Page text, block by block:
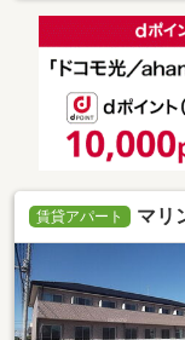
賃貸アパート マリ